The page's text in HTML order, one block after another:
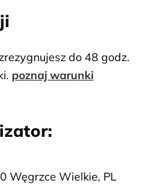
do 48 godz.
poznaj warunki
Węgrzce Wielkie, PL